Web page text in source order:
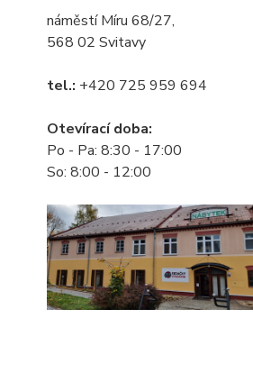
náměstí Míru 68/27,
568 02 Svitavy
tel.: +420 725 959 694
Otevírací doba:
Po - Pa: 8:30 - 17:00
So: 8:00 - 12:00